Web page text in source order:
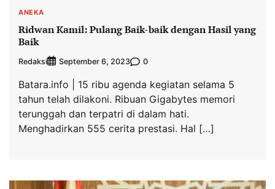
ANEKA
Ridwan Kamil: Pulang Baik-baik dengan Hasil yang
Baik
Redaksi September 6, 2023 0
Batara.info | 15 ribu agenda kegiatan selama 5
tahun telah dilakoni. Ribuan Gigabytes memori
terunggah dan terpatri di dalam hati.
Menghadirkan 555 cerita prestasi. Hal […]